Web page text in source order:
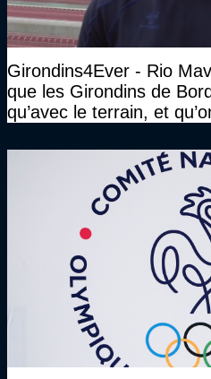
Girondins4Ever - Rio
que les Girondins de
qu’avec le terrain, et